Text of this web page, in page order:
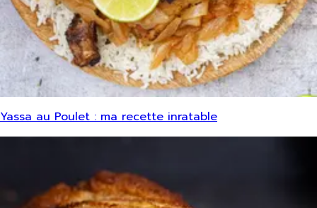
Yassa au Poulet : ma recette inratable